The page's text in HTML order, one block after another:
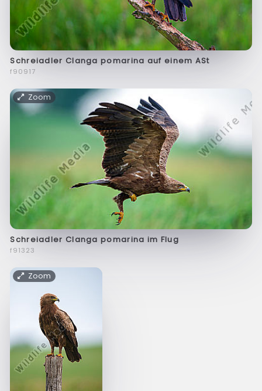
Schreiadler Clanga pomarina auf einem ASt
f90917
Zoom
Schreiadler Clanga pomarina im Flug
f91323
Zoom